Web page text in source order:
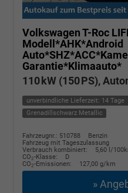
Volkswagen T-Roc
Modell*AHK*Android
Garantie*Klimaauto*
110 kW (150 PS),
unverbindliche Lieferzeit: 14 Tage
Grenadillschwarz Metallic
Fahrzeugnr.: 510788
Benzin
Fahrzeug mit Tageszulassung
Verbrauch kombiniert:
5,60 l/
CO2-Klasse:
D
CO2-Emissionen: 127,00 g/km
»